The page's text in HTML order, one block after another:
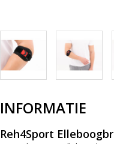
INFORMATIE
Reh4Sport